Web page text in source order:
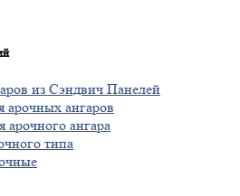
из Сэндвич Панелей
арочных ангаров
арочного ангара
типа